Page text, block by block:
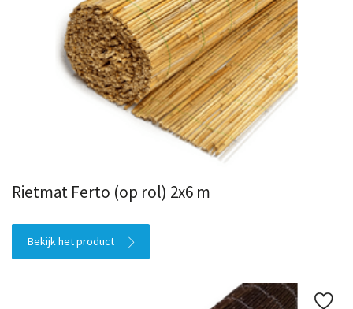
Rietmat Ferto (op rol) 2x6 m
Bekijk het product